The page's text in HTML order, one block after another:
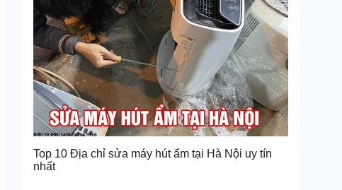
Top 10 Địa chỉ sửa máy hút ẩm tại Hà Nội uy tín
nhất